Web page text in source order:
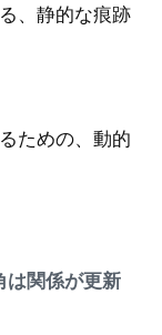
、静的な痕跡
ための、動的
は関係が更新